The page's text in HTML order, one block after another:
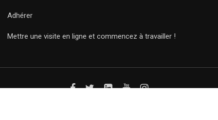
Adhérer
Mettre une visite en ligne et commencez à travailler !